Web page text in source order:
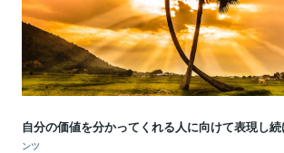
自分の価値を分かってくれる人に向けて表現し続
ンツ